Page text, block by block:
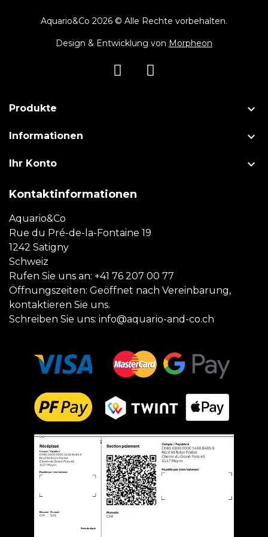
Aquario&Co 2026 © Alle Rechte vorbehalten.
Design & Entwicklung von Morpheon
Produkte 
Informationen 
Ihr Konto 
Kontaktinformationen
Aquario&Co
Rue du Pré-de-la-Fontaine 19
1242 Satigny
Schweiz
Rufen Sie uns an: +41 76 207 00 77
Öffnungszeiten: Geöffnet nach Vereinbarung,
kontaktieren Sie uns.
Schreiben Sie uns: info@aquario-and-co.ch